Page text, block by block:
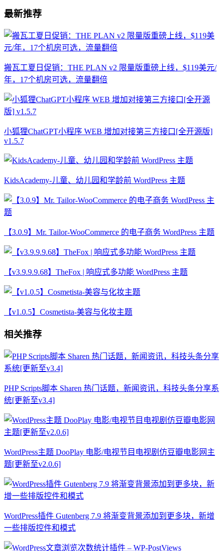
最新推荐
搬瓦工夏日促销：THE PLAN v2 限量版重磅上线，$119美元/
年，17个机房可选，流量翻倍
小狐狸ChatGPT小程序 WEB 增加对接第三方接口[全开源版]
v1.5.7
KidsAcademy-儿童、幼儿园和学龄前 WordPress 主题
【3.0.9】Mr. Tailor-WooCommerce 的电子商务 WordPress 主题
【v3.9.9.9.68】TheFox | 响应式多功能 WordPress 主题
【v1.0.5】Cosmetista-美容与化妆主题
相关推荐
PHP Scripts脚本 Sharen 热门话题，新闻资讯，科技头条分享系
统[更新至v3.4]
WordPress主题 DooPlay 电影/电视节目电视剧仿豆瓣电影网主
题[更新至v2.0.6]
WordPress插件 Gutenberg 7.9 将渐变背景添加到更多块，新增
一些排版控件和模式